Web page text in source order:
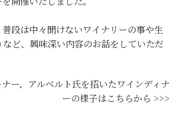
段は中々聞けないワイナリーの事や生
ど、興味深い内容のお話をしていただ
ー、アルベルト氏を招いたワインディナ
ーの様子はこちらから >>>